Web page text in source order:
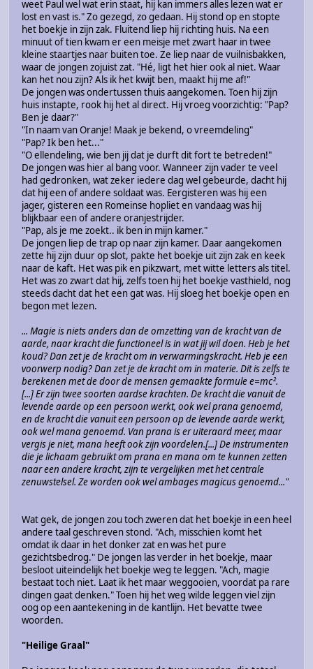
weet Paul wel wat erin staat, hij kan immers alles lezen wat er
lost en vast is." Zo gezegd, zo gedaan. Hij stond op en stopte
het boekje in zijn zak. Fluitend liep hij richting huis. Na een
minuut of tien kwam er een meisje met zwart haar in twee
kleine staartjes naar buiten toe. Ze liep naar de vuilnisbakken,
waar de jongen zojuist zat. "Hé, ligt het hier ook al niet. Waar
kan het nou zijn? Als ik het kwijt ben, maakt hij me af!"
De jongen was ondertussen thuis aangekomen. Toen hij zijn
huis instapte, rook hij het al direct. Hij vroeg voorzichtig: "Pap?
Ben je daar?"
"In naam van Oranje! Maak je bekend, o vreemdeling"
"Pap? Ik ben het..."
"O ellendeling, wie ben jij dat je durft dit fort te betreden!"
De jongen was hier al bang voor. Wanneer zijn vader te veel
had gedronken, wat zeker iedere dag wel gebeurde, dacht hij
dat hij een of andere soldaat was. Eergisteren was hij een
jager, gisteren een Romeinse hopliet en vandaag was hij
blijkbaar een of andere oranjestrijder.
"Pap, als je me zoekt.. ik ben in mijn kamer."
De jongen liep de trap op naar zijn kamer. Daar aangekomen
zette hij zijn duur op slot, pakte het boekje uit zijn zak en keek
naar de kaft. Het was pik en pikzwart, met witte letters als titel.
Het was zo zwart dat hij, zelfs toen hij het boekje vasthield, nog
steeds dacht dat het een gat was. Hij sloeg het boekje open en
begon met lezen.
... Magie is niets anders dan de omzetting van de kracht van de
aarde, naar kracht die functioneel is in wat jij wil doen. Heb je het
koud? Dan zet je de kracht om in verwarmingskracht. Heb je een
voorwerp nodig? Dan zet je de kracht om in materie. Dit is zelfs te
berekenen met de door de mensen gemaakte formule e=mc².
[...] Er zijn twee soorten aardse krachten. De kracht die vanuit de
levende aarde op een persoon werkt, ook wel prana genoemd,
en de kracht die vanuit een persoon op de levende aarde werkt,
ook wel mana genoemd. Van prana is er uiteraard meer, maar
vergis je niet, mana heeft ook zijn voordelen.[...] De instrumenten
die je lichaam gebruikt om prana en mana om te kunnen zetten
naar een andere kracht, zijn te vergelijken met het centrale
zenuwstelsel. Ze worden ook wel ambages magicus genoemd..."
Wat gek, de jongen zou toch zweren dat het boekje in een heel
andere taal geschreven stond. "Ach, misschien komt het
omdat ik daar in het donker zat en was het pure
gezichtsbedrog." De jongen las verder in het boekje, maar
besloot uiteindelijk het boekje weg te leggen. "Ach, magie
bestaat toch niet. Laat ik het maar weggooien, voordat pa rare
dingen gaat denken." Toen hij het weg wilde leggen viel zijn
oog op een aantekening in de kantlijn. Het bevatte twee
woorden.
"Heilige Graal"